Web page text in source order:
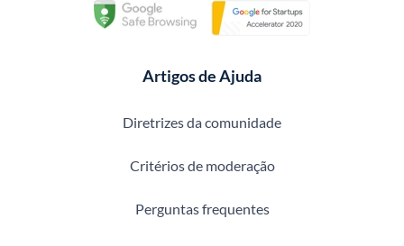
Artigos de Ajuda
Diretrizes da comunidade
Critérios de moderação
Perguntas frequentes